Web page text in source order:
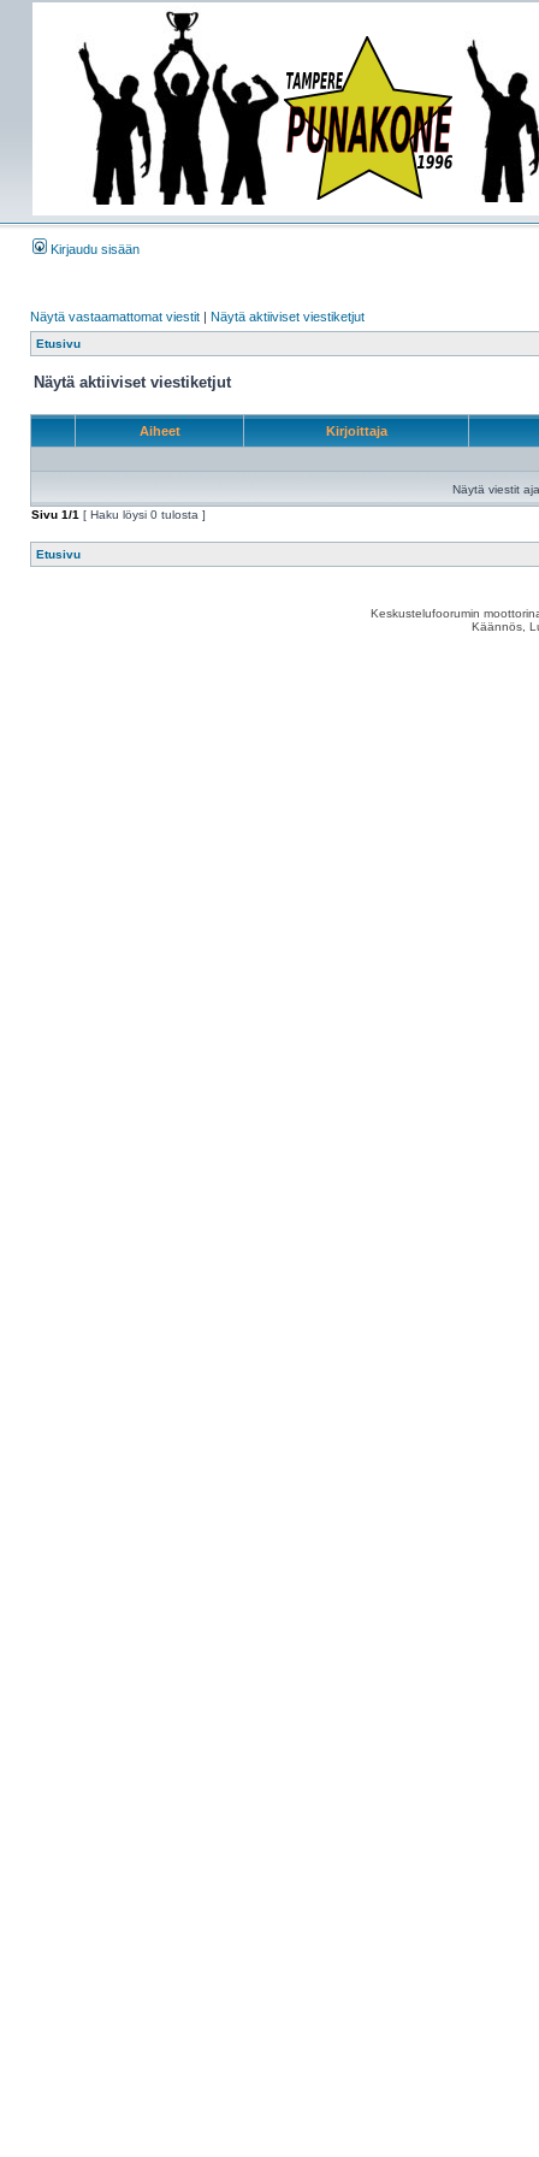
Kirjaudu sisään
Näytä vastaamattomat viestit | Näytä aktiiviset viestiketjut
Etusivu
Näytä aktiiviset viestiketjut
Aiheet Kirjoittaja
Näytä viestit
Sivu 1/1 [ Haku löysi 0 tulosta ]
Etusivu
Keskustelufoorumin
Käännös,